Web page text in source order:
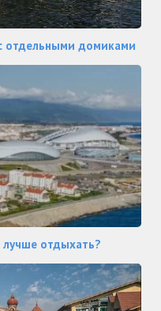
отдельными домиками
отдыхать?